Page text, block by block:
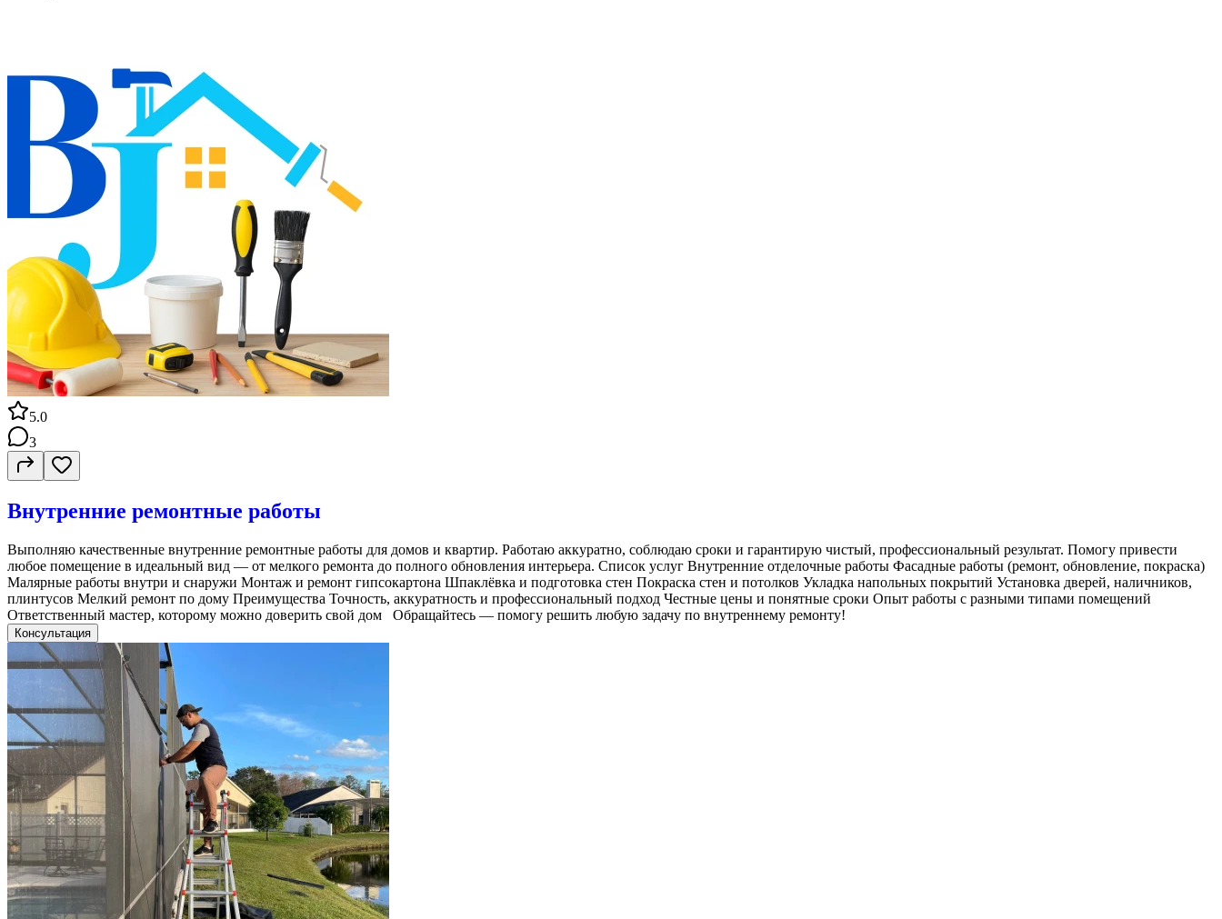
5.0
3
Внутренние ремонтные работы
Выполняю качественные внутренние ремонтные работы для домов и квартир. Работаю аккуратно, соблюдаю сроки и гарантирую чистый, профессиональный результат. Помогу привести
любое помещение в идеальный вид — от мелкого ремонта до полного обновления интерьера. Список услуг Внутренние отделочные работы Фасадные работы (ремонт, обновление, покраска)
Малярные работы внутри и снаружи Монтаж и ремонт гипсокартона Шпаклёвка и подготовка стен Покраска стен и потолков Укладка напольных покрытий Установка дверей, наличников,
плинтусов Мелкий ремонт по дому Преимущества Точность, аккуратность и профессиональный подход Честные цены и понятные сроки Опыт работы с разными типами помещений
Ответственный мастер, которому можно доверить свой дом Обращайтесь — помогу решить любую задачу по внутреннему ремонту!
Консультация